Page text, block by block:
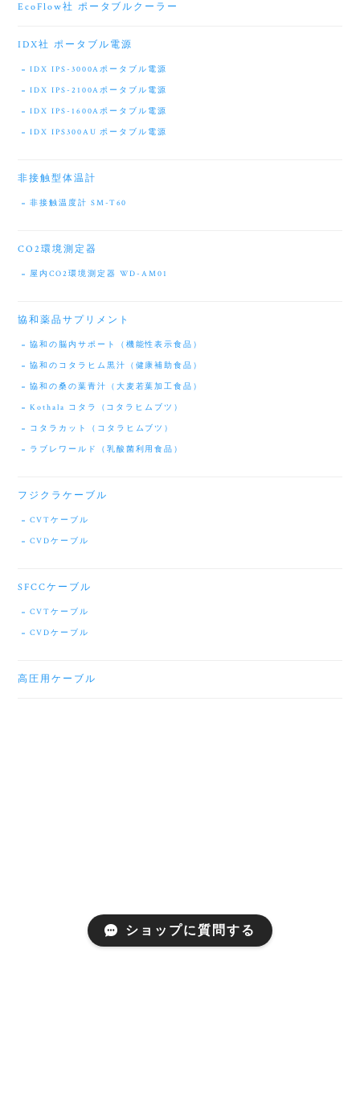
EcoFlow社 ポータブルクーラー
IDX社 ポータブル電源
IDX IPS-3000Aポータブル電源
IDX IPS-2100Aポータブル電源
IDX IPS-1600Aポータブル電源
IDX IPS300AU ポータブル電源
非接触型体温計
非接触温度計 SM-T60
CO2環境測定器
屋内CO2環境測定器 WD-AM01
協和薬品サプリメント
協和の脳内サポート（機能性表示食品）
協和のコタラヒム黒汁（健康補助食品）
協和の桑の葉青汁（大麦若葉加工食品）
Kothala コタラ（コタラヒムブツ）
コタラカット（コタラヒムブツ）
ラブレワールド（乳酸菌利用食品）
フジクラケーブル
CVTケーブル
CVDケーブル
SFCCケーブル
CVTケーブル
CVDケーブル
高圧用ケーブル
ショップに質問する